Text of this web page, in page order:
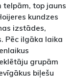
telpām, top jauns
kundzes
izstādes,
Pēc ilgāka laika
grupām
biļešu